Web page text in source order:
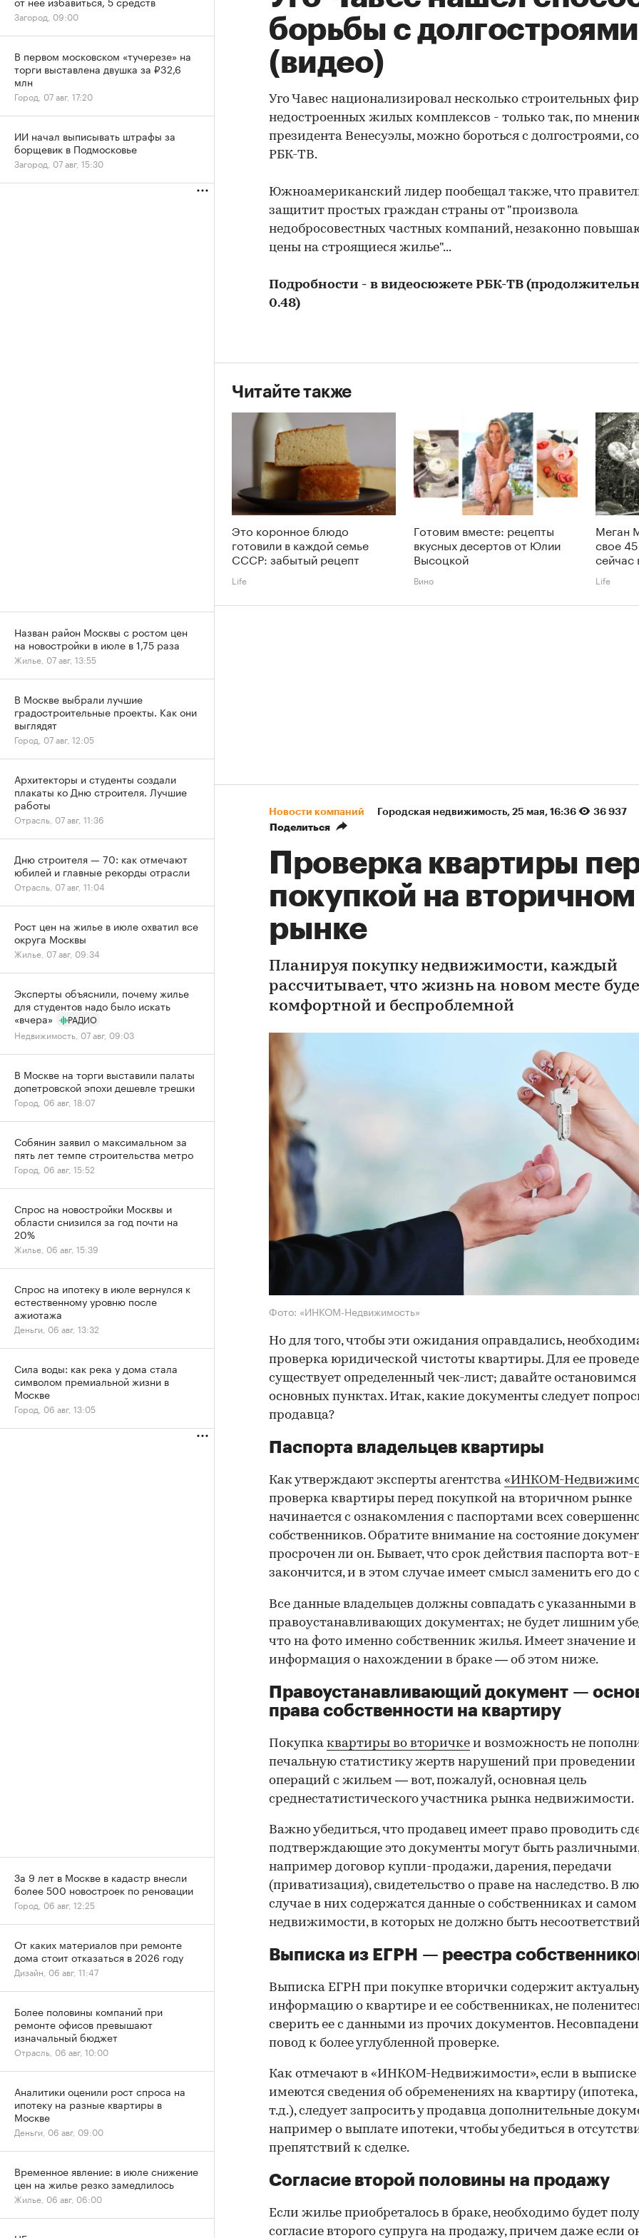
борьбы с долгостроями
(видео)
Уго Чавес национализировал несколько строительных
недостроенных жилых комплексов - только так, по
президента Венесуэлы, можно бороться с долгостроями,
РБК-ТВ.
Южноамериканский лидер пообещал также, что
защитит простых граждан страны от "произвола
недобросовестных частных компаний, незаконно
цены на строящиеся жилье"...
Подробности - в видеосюжете РБК-ТВ
0.48)
Читайте также
Это коронное блюдо
готовили в каждой семье
СССР: забытый рецепт
Life
Готовим вместе: рецепты
вкусных десертов от Юлии
Высоцкой
Вино
Меган
свое
сейчас
Life
Новости компаний Городская недвижимость⁠, 25 мая, 16:36
36 937
Поделиться
Проверка квартиры
покупкой на вторичном
рынке
Планируя покупку недвижимости, каждый
рассчитывает, что жизнь на новом месте
комфортной и беспроблемной
Фото: «ИНКОМ-Недвижимость»
Но для того, чтобы эти ожидания оправдались,
проверка юридической чистоты квартиры. Для ее
существует определенный чек-лист; давайте остановимся
основных пунктах. Итак, какие документы следует
продавца?
Паспорта владельцев квартиры
Как утверждают эксперты агентства «ИНКОМ-
проверка квартиры перед покупкой на вторичном рынке
начинается с ознакомления с паспортами всех
собственников. Обратите внимание на состояние
просрочен ли он. Бывает, что срок действия паспорта вот-
закончится, и в этом случае имеет смысл заменить его до
Все данные владельцев должны совпадать с указанными в
правоустанавливающих документах; не будет лишним
что на фото именно собственник жилья. Имеет значение и
информация о нахождении в браке — об этом ниже.
Правоустанавливающий документ —
права собственности на квартиру
Покупка квартиры во вторичке и возможность не
печальную статистику жертв нарушений при проведении
операций с жильем — вот, пожалуй, основная цель
среднестатистического участника рынка недвижимости.
Важно убедиться, что продавец имеет право проводить
подтверждающие это документы могут быть различными,
например договор купли-продажи, дарения, передачи
(приватизация), свидетельство о праве на наследство. В
случае в них содержатся данные о собственниках и самом
недвижимости, в которых не должно быть
Выписка из ЕГРН — реестра
Выписка ЕГРН при покупке вторички содержит
информацию о квартире и ее собственниках, не
сверить ее с данными из прочих документов.
повод к более углубленной проверке.
Как отмечают в «ИНКОМ-Недвижимости», если в выписке
имеются сведения об обременениях на квартиру (ипотека,
т.д.), следует запросить у продавца дополнительные
например о выплате ипотеки, чтобы убедиться в
препятствий к сделке.
Согласие второй половины на продажу
Если жилье приобреталось в браке, необходимо будет
согласие второго супруга на продажу, причем даже если
Загород, 09:00
В первом московском «тучерезе» на
торги выставлена двушка за ₽32,6
млн
Город, 07 авг, 17:20
ИИ начал выписывать штрафы за
борщевик в Подмосковье
Загород, 07 авг, 15:30
Назван район Москвы с ростом цен
на новостройки в июле в 1,75 раза
Жилье, 07 авг, 13:55
В Москве выбрали лучшие
градостроительные проекты. Как они
выглядят
Город, 07 авг, 12:05
Архитекторы и студенты создали
плакаты ко Дню строителя. Лучшие
работы
Отрасль, 07 авг, 11:36
Дню строителя — 70: как отмечают
юбилей и главные рекорды отрасли
Отрасль, 07 авг, 11:04
Рост цен на жилье в июле охватил все
округа Москвы
Жилье, 07 авг, 09:34
Эксперты объяснили, почему жилье
для студентов надо было искать
«вчера»
РАДИО
Недвижимость, 07 авг, 09:03
В Москве на торги выставили палаты
допетровской эпохи дешевле трешки
Город, 06 авг, 18:07
Собянин заявил о максимальном за
пять лет темпе строительства метро
Город, 06 авг, 15:52
Спрос на новостройки Москвы и
области снизился за год почти на
20%
Жилье, 06 авг, 15:39
Спрос на ипотеку в июле вернулся к
естественному уровню после
ажиотажа
Деньги, 06 авг, 13:32
Сила воды: как река у дома стала
символом премиальной жизни в
Москве
Город, 06 авг, 13:05
За 9 лет в Москве в кадастр внесли
более 500 новостроек по реновации
Город, 06 авг, 12:25
От каких материалов при ремонте
дома стоит отказаться в 2026 году
Дизайн, 06 авг, 11:47
Более половины компаний при
ремонте офисов превышают
изначальный бюджет
Отрасль, 06 авг, 10:00
Аналитики оценили рост спроса на
ипотеку на разные квартиры в
Москве
Деньги, 06 авг, 09:00
Временное явление: в июле снижение
цен на жилье резко замедлилось
Жилье, 06 авг, 06:00